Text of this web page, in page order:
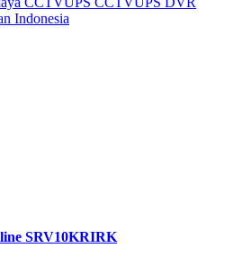
Indonesia
SRV10KRIRK